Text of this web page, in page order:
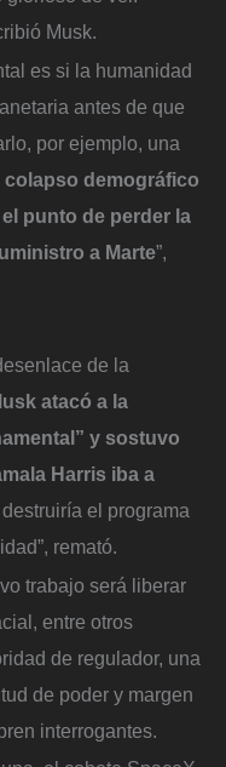
Musk.
es si la humanidad
antes de que
por ejemplo, una
colapso demográfico
punto de perder la
a Marte”,
de la
atacó a la
y sostuvo
Harris iba a
destruiría el programa
remató.
trabajo será liberar
entre otros
de regulador, una
de poder y margen
interrogantes.